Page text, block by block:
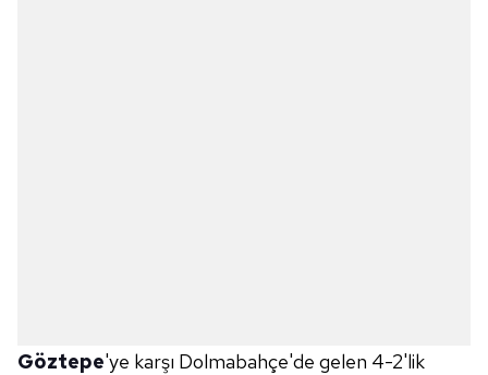
Göztepe'ye karşı Dolmabahçe'de gelen 4-2'lik